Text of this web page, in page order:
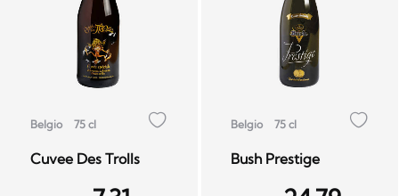
Belgio 75 cl
Cuvee Des Trolls
Belgio 75 cl
Bush Prestige